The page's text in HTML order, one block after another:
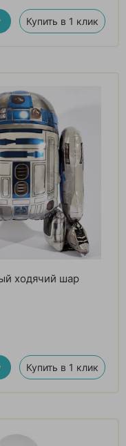
Купить в 1 клик
ходячий шар
Купить в 1 клик